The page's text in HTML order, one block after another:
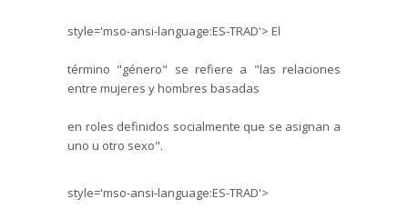
style='mso-ansi-language:ES-TRAD'> El
término "género" se refiere a "las relaciones
entre mujeres y hombres basadas
en roles definidos socialmente que se asignan a
uno u otro sexo".
style='mso-ansi-language:ES-TRAD'>